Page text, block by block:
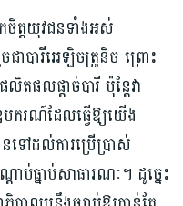
ចិត្តយុវជនទាំងអស់
ាបារីអេឡិចត្រូនិច ព្រោះ
ផលផ្ដាច់បារី ប៉ុន្តែវា
ករណ៍ដែលធ្វើឱ្យយើង
ៅដល់ការប្រើប្រាស់
ធ្នាប់សាធារណៈ។ ដូច្នេះ